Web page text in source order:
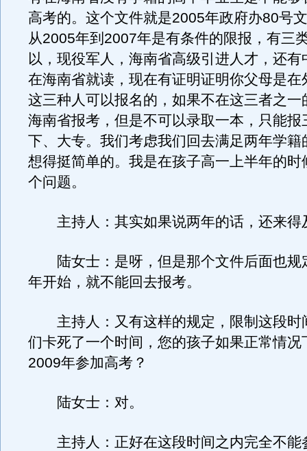
高考的。这个文件就是2005年政府办80号
从2005年到2007年是有条件的限报，有三
以，现役军人，海南省高级引进人才，还有
在海南省就读，现在有证明证明你父母是在
这三种人可以报名的，如果不在这三者之一
海南省报考，但是不可以录取一本，只能报
下、大专。我们考虑我们回去满足两年学籍
想得挺简单的。我是在孩子高一上半年的时
个问题。
主持人：其实如果说两年的话，还来得
陆女士：是呀，但是那个文件后面也规
年开始，就不能回去报考。
主持人：又有这样的规定，限制这段时
们卡死了一个时间，您的孩子如果正常情况
2009年参加高考？
陆女士：对。
主持人：正好在这段时间之内完全不能